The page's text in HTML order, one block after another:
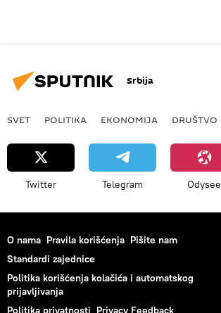
Srbija
SVET POLITIKA EKONOMIJA DRUŠTVO
Twitter Telegram Odysee
O nama Pravila korišćenja Pišite nam
Standardi zajednice
Politika korišćenja kolačića i automatskog
prijavljivanja
Politika privatnosti Privacy Feedback